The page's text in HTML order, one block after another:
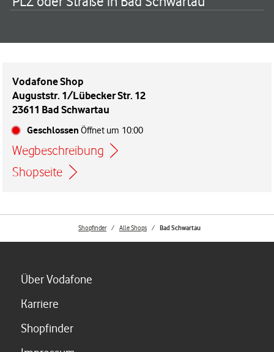
Vodafone Shop
Auguststr. 1/Lübecker Str. 12
23611 Bad Schwartau
Geschlossen Öffnet um 10:00
Wegbeschreibung
Link öffnet in einem neuen Tab
Shopseite
Shopfinder Alle Shops Bad Schwartau
Über Vodafone
Karriere
ShopfinderLink öffnet in einem neuen Tab